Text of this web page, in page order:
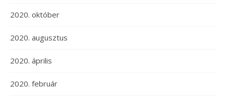
2020. október
2020. augusztus
2020. április
2020. február